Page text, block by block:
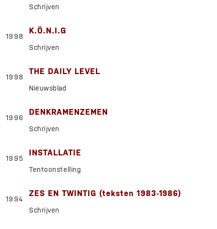
Schrijven
1998
K.Ö.N.I.G
Schrijven
1998
THE DAILY LEVEL
Nieuwsblad
1996
DENKRAMENZEMEN
Schrijven
1995
INSTALLATIE
Tentoonstelling
1994
ZES EN TWINTIG (teksten 1983-1986)
Schrijven